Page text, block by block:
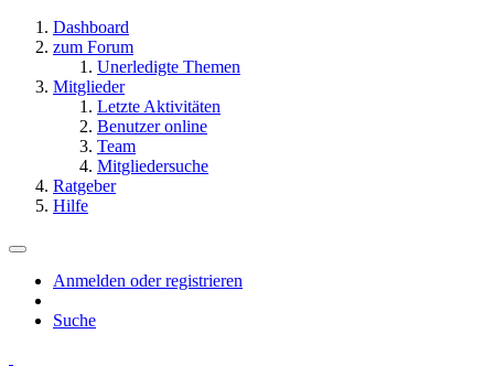
Dashboard
zum Forum
Unerledigte Themen
Mitglieder
Letzte Aktivitäten
Benutzer online
Team
Mitgliedersuche
Ratgeber
Hilfe
Anmelden oder registrieren
Suche